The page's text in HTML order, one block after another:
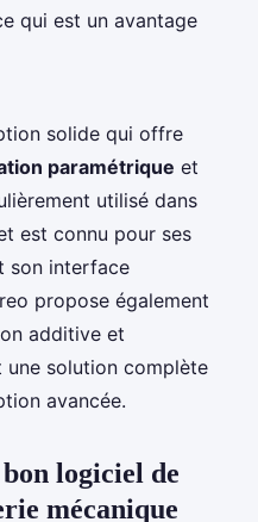
qui est un avantage
solide qui offre
paramétrique et
utilisé dans
est connu pour ses
son interface
propose également
additive et
solution complète
avancée.
logiciel de
mécanique